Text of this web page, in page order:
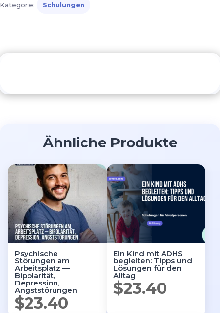
Kategorie: Schulungen
Ähnliche Produkte
Psychische
Störungen am
Arbeitsplatz —
Bipolarität,
Depression,
Angststörungen
$23.40
Ein Kind mit ADHS
begleiten: Tipps und
Lösungen für den
Alltag
$23.40